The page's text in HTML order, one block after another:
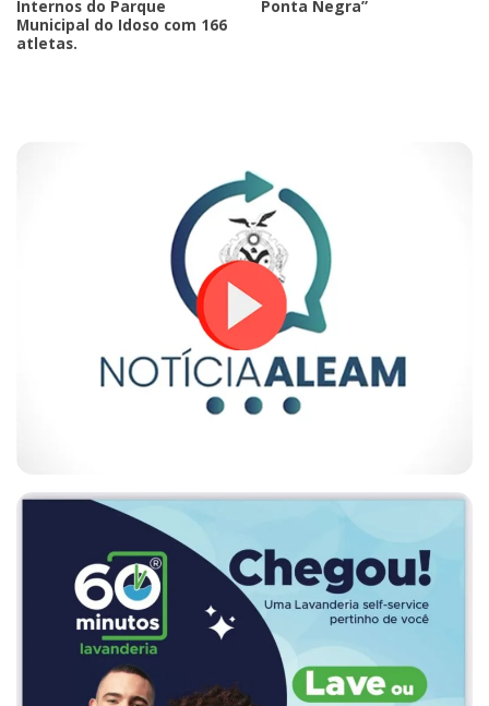
Internos do Parque
Municipal do Idoso com 166
atletas.
Ponta Negra”